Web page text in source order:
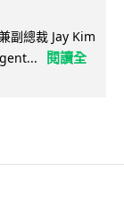
副總裁 Jay Kim
閱讀全